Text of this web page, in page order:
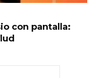
con pantalla: